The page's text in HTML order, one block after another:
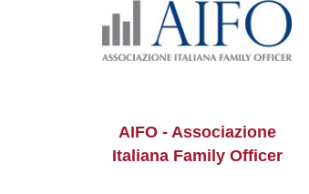
AIFO - Associazione
Italiana Family Officer